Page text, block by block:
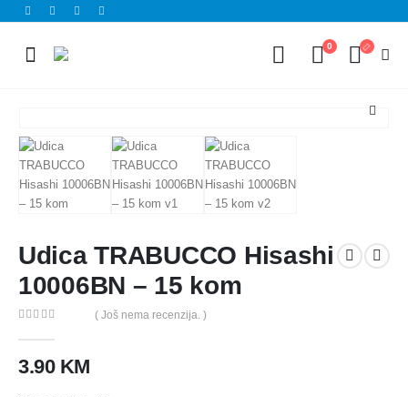
0
Udica TRABUCCO Hisashi
10006BN – 15 kom
( Još nema recenzija. )
3.90 KM